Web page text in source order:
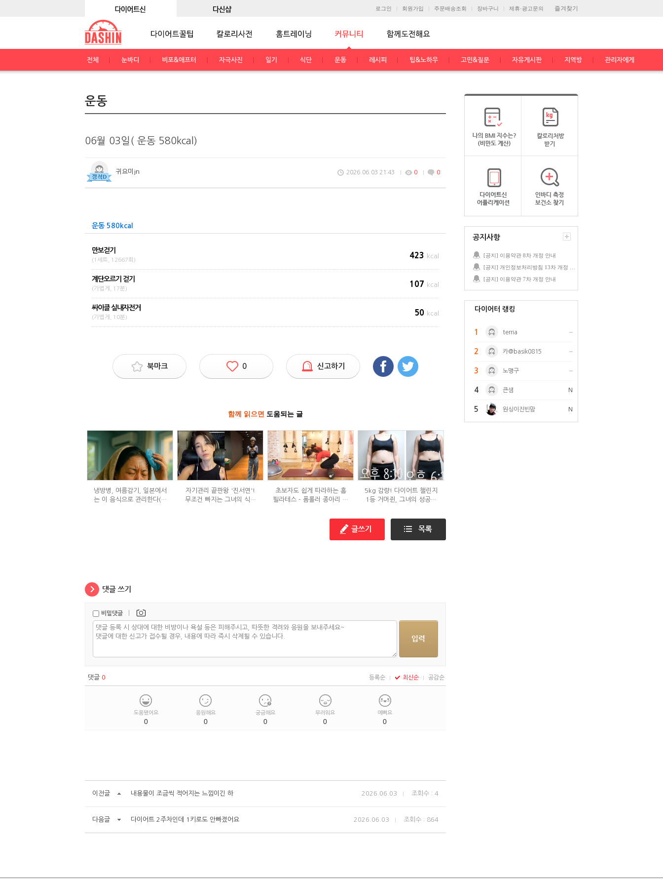
즐겨찾기
로그인 회원가입 주문배송조회 장바구니 제휴·광고문의
전체 눈바디 비포&애프터 자극사진 일기 식단 운동 레시피 팁&노하우 고민&질문 자유게시판 지역방 관리자에게
운동
06월 03일( 운동 580kcal)
귀요미jn 2026.06.03 21:43 0 0
운동 580kcal
만보걷기
(1세트, 12667회)
423 kcal
계단오르기 걷기
(가볍게, 17분)
107 kcal
싸이클 실내자전거
(가볍게, 10분)
50 kcal
북마크 0 신고하기
함께 읽으면 도움되는 글
냉방병, 여름감기, 일본에서
는 이 음식으로 관리한다(생
자기관리 끝판왕 '진서연'!
무조건 빠지는 그녀의 식단
초보자도 쉽게 따라하는 홈
필라테스 - 폼롤러 종아리 알
5kg 감량! 다이어트 챌린지
1등 거머쥔, 그녀의 성공팁
비밀댓글 |
댓글 0 등록순 최신순 공감순
도움됐어요
0
응원해요
0
궁금해요
0
부러워요
0
예뻐요
0
이전글 내용물이 조금씩 적어지는 느낌이긴 하 2026.06.03 조회수 : 4
다음글 다이어트 2주차인데 1키로도 안빠졌어요 2026.06.03 조회수 : 864
공지사항
[공지] 이용약관 8차 개정 안내
[공지] 이용약관 7차 개정 안내
다이어터 랭킹
1 terria
2 카@basik0815
3 노맹구
4 큰샘 N
5 원싱이진빈맘 N